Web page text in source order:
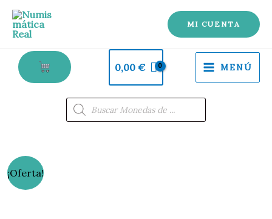
MI CUENTA
0,00 € MENÚ
Búsqueda
de
productos
¡Oferta!